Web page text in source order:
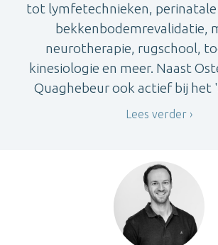
tot lymfetechnieken, perinatale
bekkenbodemrevalidatie,
neurotherapie, rugschool,
kinesiologie en meer. Naast
Quaghebeur ook actief bij het
Lees verder